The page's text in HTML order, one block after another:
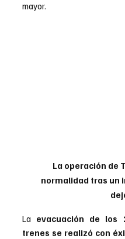
mayor.
La operación de
normalidad tras un
La evacuación de los
trenes se realizó con